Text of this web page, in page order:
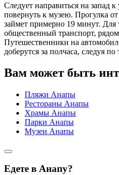
Следует направиться на запад
повернуть к музею. Прогулка от
займет примерно 19 минут. Для
общественный транспорт,
Путешественники на
доберутся за полчаса, следуя по
Вам может быть
Пляжи Анапы
Рестораны Анапы
Храмы Анапы
Парки Анапы
Музеи Анапы
Едете в Анапу?